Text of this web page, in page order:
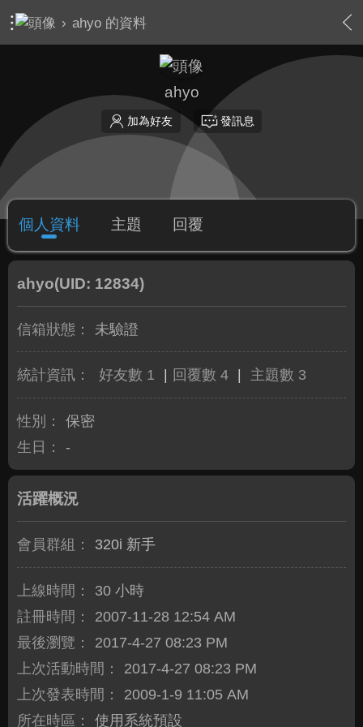
› ahyo 的資料
ahyo
加為好友 發訊息
個人資料 主題 回覆
ahyo(UID: 12834)
信箱狀態： 未驗證
統計資訊： 好友數 1 回覆數 4 主題數 3
性別：
保密
生日：
-
活躍概況
會員群組： 320i 新手
上線時間：
30 小時
註冊時間：
2007-11-28 12:54 AM
最後瀏覽：
2017-4-27 08:23 PM
上次活動時間：
2017-4-27 08:23 PM
上次發表時間：
2009-1-9 11:05 AM
所在時區：
使用系統預設